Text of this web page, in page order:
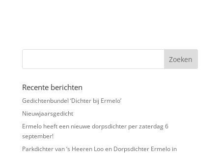
Recente berichten
Gedichtenbundel ‘Dichter bij Ermelo’
Nieuwjaarsgedicht
Ermelo heeft een nieuwe dorpsdichter per zaterdag 6
september!
Parkdichter van ‘s Heeren Loo en Dorpsdichter Ermelo in